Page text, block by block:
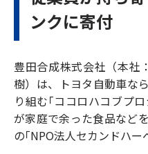
ンクに寄付
豊田合成株式会社（本社
樹）は、トヨタ自動車な
り組む｢ココロハコブプ
が家庭で余った食品など
の｢NPO法人セカンドハー